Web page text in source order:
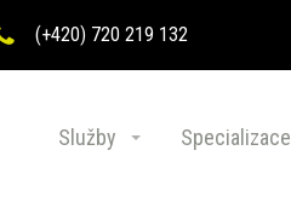
(+420) 720 219 132
Služby Specializace